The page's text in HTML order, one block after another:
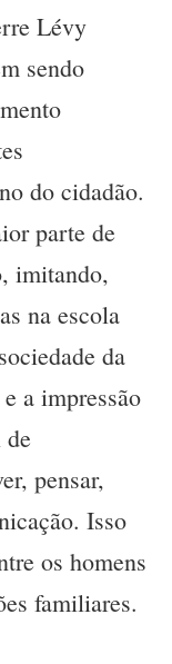
Lévy
sendo
do cidadão.
parte de
imitando,
na escola
da
a impressão
de
pensar,
Isso
os homens
familiares.